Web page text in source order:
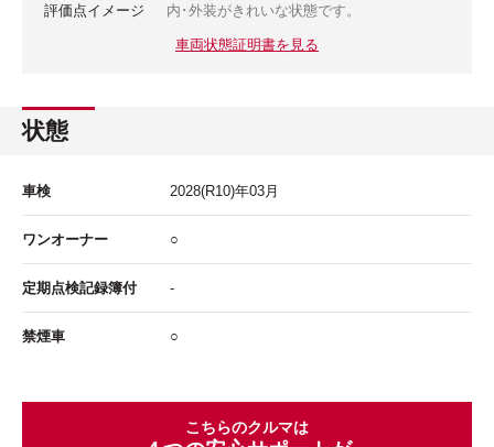
評価点イメージ
内･外装がきれいな状態です。
車両状態証明書を見る
状態
車検 2028(R10)年03 月
ワンオーナー ○
定期点検記録簿付 -
禁煙車 ○
こちらのクルマは